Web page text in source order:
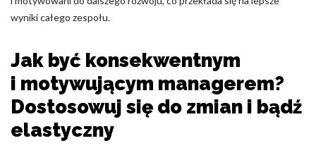
wyniki całego zespołu.
Jak być konsekwentnym
i motywującym managerem?
Dostosowuj się do zmian i bądź
elastyczny